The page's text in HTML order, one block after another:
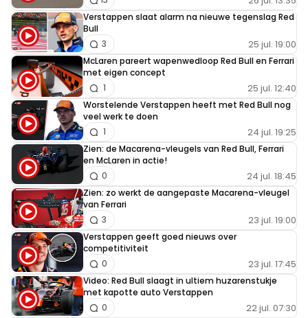
Verstappen slaat alarm na nieuwe tegenslag Red
Bull
25 jul. 19:00
3
McLaren pareert wapenwedloop Red Bull en Ferrari
met eigen concept
25 jul. 12:40
1
Worstelende Verstappen heeft met Red Bull nog
veel werk te doen
24 jul. 19:25
1
Zien: de Macarena-vleugels van Red Bull, Ferrari
en McLaren in actie!
24 jul. 18:45
0
Zien: zo werkt de aangepaste Macarena-vleugel
van Ferrari
23 jul. 19:00
3
Verstappen geeft goed nieuws over
competitiviteit
23 jul. 17:45
0
Video: Red Bull slaagt in ultiem huzarenstukje
met kapotte auto Verstappen
22 jul. 07:30
0